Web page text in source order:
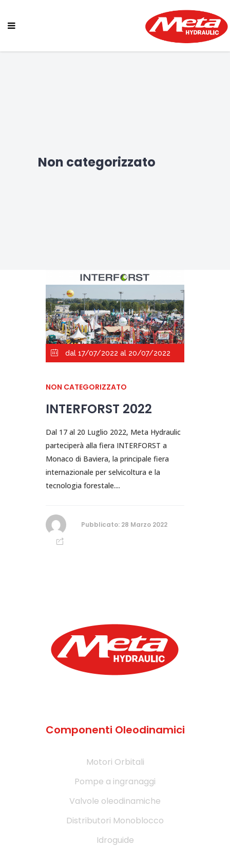
Non categorizzato
dal 17/07/2022 al 20/07/2022
NON CATEGORIZZATO
INTERFORST 2022
Dal 17 al 20 Luglio 2022, Meta Hydraulic
parteciperà alla fiera INTERFORST a
Monaco di Baviera, la principale fiera
internazionale per selvicoltura e la
tecnologia forestale....
Pubblicato: 28 Marzo 2022
Componenti Oleodinamici
Motori Orbitali
Pompe a ingranaggi
Valvole oleodinamiche
Distributori Monoblocco
Idroguide